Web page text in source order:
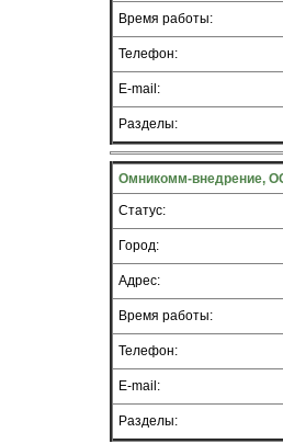
Время работы:
Телефон:
E-mail:
Разделы:
Омникомм-внедрение,
Статус:
Город:
Адрес:
Время работы:
Телефон:
E-mail:
Разделы: